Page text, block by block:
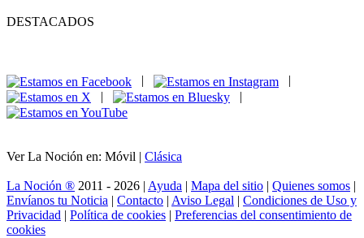
DESTACADOS
|
|
Ver La Noción en: Móvil | Clásica
La Noción ® 2011 - 2026 | Ayuda | Mapa del sitio | Quienes somos |
Envíanos tu Noticia | Contacto | Aviso Legal | Condiciones de Uso y
Privacidad | Política de cookies | Preferencias del consentimiento de
cookies